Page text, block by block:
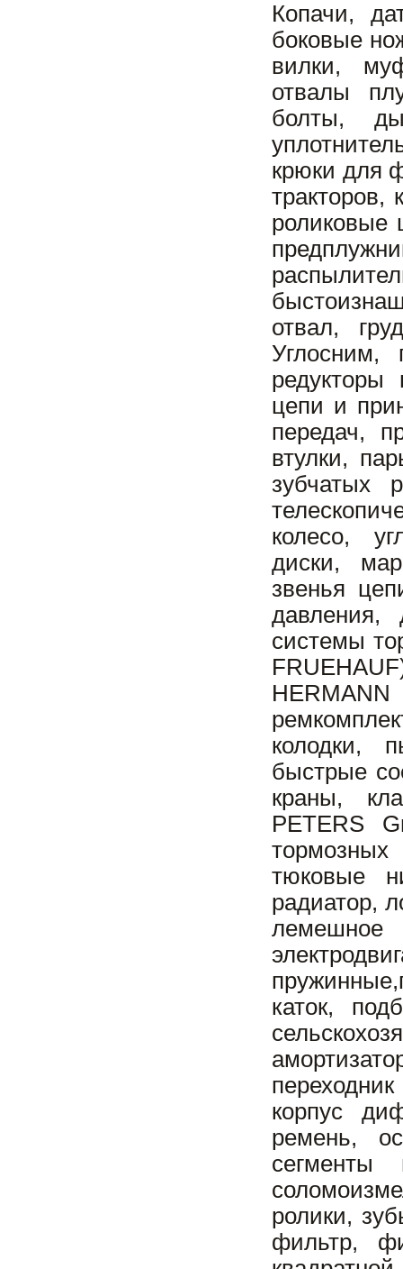
Копачи,
боковые
вилки,
отвалы
болты,
крюки для
роликовые
отвал,
Углосним,
редукторы
цепи и
передач,
втулки,
зубчатых
колесо,
диски,
звенья
давления,
системы
колодки,
быстрые
краны,
PETERS
тюковые
радиатор,
лемешное
каток,
корпус
ремень,
ролики,
фильтр,